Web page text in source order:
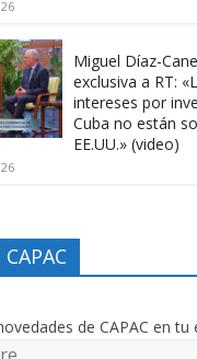
Miguel Díaz-
exclusiva a RT:
intereses por
Cuba no están
EE.UU.» (video)
de CAPAC en tu